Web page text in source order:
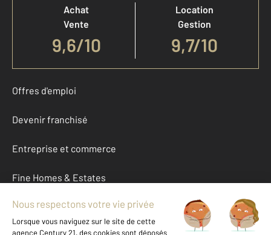
Achat
Vente
9,6/10
Location
Gestion
9,7/10
Offres d'emploi
Devenir franchisé
Entreprise et commerce
Fine Homes & Estates
À propos